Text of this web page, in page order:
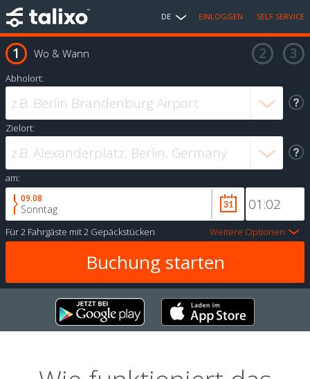
DE EINLOGGEN SELF SERVICE
Wo & Wann
Abholort:
Zielort:
am:
09.08
Sonntag
Für2 Fahrgäste mit2 Gepäckstücken Weitere Optionen